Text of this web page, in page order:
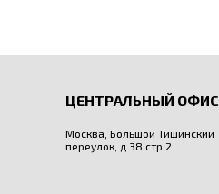
ЦЕНТРАЛЬНЫЙ ОФИС
Москва, Большой Тишинский
переулок, д.38 стр.2